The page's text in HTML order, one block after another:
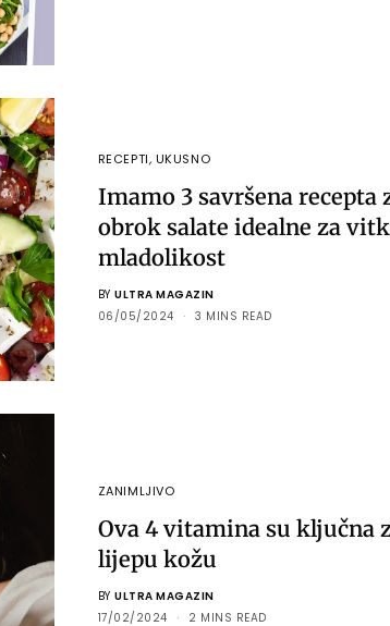
RECEPTI, UKUSNO
Imamo 3 savršena recepta
obrok salate idealne za
mladolikost
BY ULTRA MAGAZIN
06/05/2024
3 MINS READ
ZANIMLJIVO
Ova 4 vitamina su ključna
lijepu kožu
BY ULTRA MAGAZIN
17/02/2024
2 MINS READ